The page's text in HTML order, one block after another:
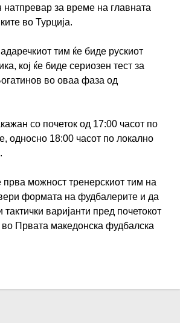
натпревар за време на главната
во Турција.
тим ќе биде рускиот
кој ќе биде сериозен тест за
во оваа фаза од
со почеток од 17:00 часот по
односно 18:00 часот по локално
прва можност тренерскиот тим на
формата на фудбалерите и да
варијанти пред почетокот
во Првата македонска фудбалска